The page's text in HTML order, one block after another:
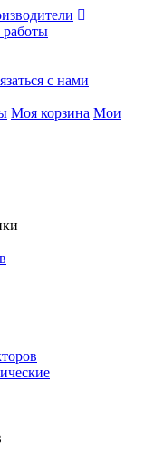
с нами
Моя корзина Мои